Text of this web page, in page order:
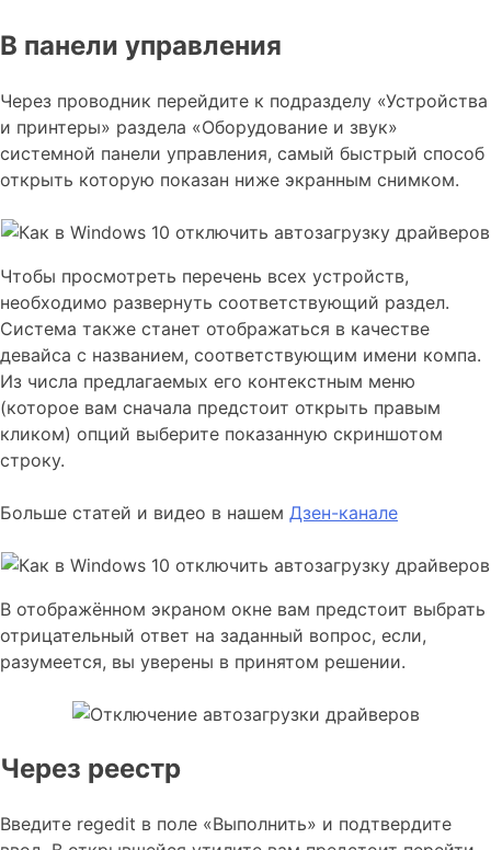
В панели управления
Через проводник перейдите к подразделу «Устройства
и принтеры» раздела «Оборудование и звук»
системной панели управления, самый быстрый способ
открыть которую показан ниже экранным снимком.
Чтобы просмотреть перечень всех устройств,
необходимо развернуть соответствующий раздел.
Система также станет отображаться в качестве
девайса с названием, соответствующим имени компа.
Из числа предлагаемых его контекстным меню
(которое вам сначала предстоит открыть правым
кликом) опций выберите показанную скриншотом
строку.
Больше статей и видео в нашем Дзен-канале
В отображённом экраном окне вам предстоит выбрать
отрицательный ответ на заданный вопрос, если,
разумеется, вы уверены в принятом решении.
Через реестр
Введите regedit в поле «Выполнить» и подтвердите